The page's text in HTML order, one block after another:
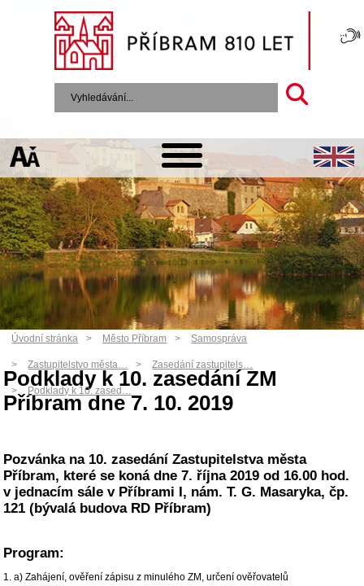
Úvodní stránka Město Příbram Samospráva
Zastupitelstvo města… Zasedání zastupitels…
Podklady k 10. zased…
Podklady k 10. zasedání ZM
Příbram dne 7. 10. 2019
Pozvánka na 10. zasedání Zastupitelstva města
Příbram, které se koná dne 7. října 2019 od 16.00 hod.
v jednacím sále v Příbrami I, nám. T. G. Masaryka, čp.
121 (bývalá budova RD Příbram)
Program:
1. a) Zahájení, ověření zápisu z minulého ZM, určení ověřovatelů